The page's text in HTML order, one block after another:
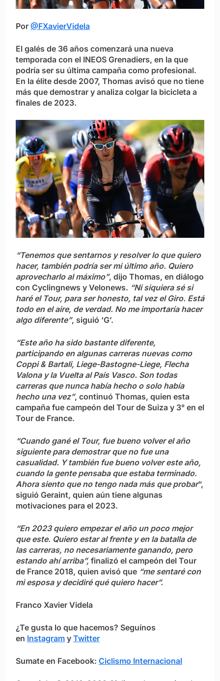
Por @FXavierVidela
El galés de 36 años comenzará una nueva
temporada con el INEOS Grenadiers, en la que
podría ser su última campaña como profesional.
En la élite desde 2007, Thomas avisó que no tiene
más que demostrar y analiza colgar la bicicleta a
finales de 2023.
“Tenemos que sentarnos y resolver lo que quiero
hacer, también podría ser mi último año. Quiero
aprovecharlo al máximo”, dijo Thomas, en diálogo
con Cyclingnews y Velonews. “Ni siquiera sé si
haré el Tour, para ser honesto, tal vez el Giro. Está
todo en el aire, de verdad. No me importaría hacer
algo diferente”, siguió ‘G’.
“Este año ha sido bastante diferente,
participando en algunas carreras nuevas como
Coppi & Bartali, Liege-Bastogne-Liege, Flecha
Valona y la Vuelta al País Vasco. Son todas
carreras que nunca había hecho o solo había
hecho una vez”, continuó Thomas, quien esta
campaña fue campeón del Tour de Suiza y 3° en el
Tour de France.
“Cuando gané el Tour, fue bueno volver el año
siguiente para demostrar que no fue una
casualidad. Y también fue bueno volver este año,
cuando la gente pensaba que estaba terminado.
Ahora siento que no tengo nada más que probar“,
siguió Geraint, quien aún tiene algunas
motivaciones para el 2023.
“En 2023 quiero empezar el año un poco mejor
que este. Quiero estar al frente y en la batalla de
las carreras, no necesariamente ganando, pero
estando ahí arriba”, finalizó el campeón del Tour
de France 2018, quien avisó que “me sentaré con
mi esposa y decidiré qué quiero hacer”.
Franco Xavier Videla
¿Te gusta lo que hacemos? Seguínos
en Instagram y Twitter
Sumate en Facebook: Ciclismo Internacional